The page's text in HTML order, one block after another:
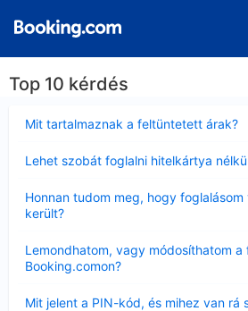
Top 10 kérdés
Mit tartalmaznak a feltüntetett árak?
Lehet szobát foglalni hitelkártya
Honnan tudom meg, hogy foglalásom
került?
Lemondhatom, vagy módosíthatom a
Booking.comon?
Mit jelent a PIN-kód, és mihez van rá